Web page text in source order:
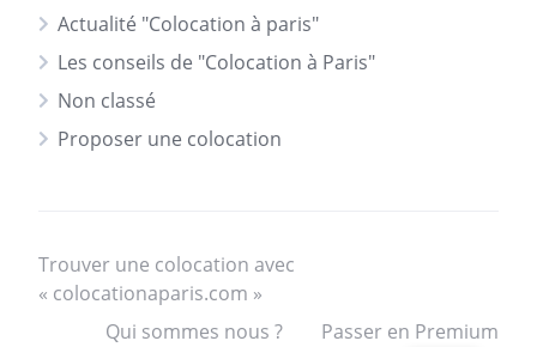
Actualité "Colocation à paris"
Les conseils de "Colocation à Paris"
Non classé
Proposer une colocation
Trouver une colocation avec
« colocationaparis.com »
Qui sommes nous ?
Passer en Premium